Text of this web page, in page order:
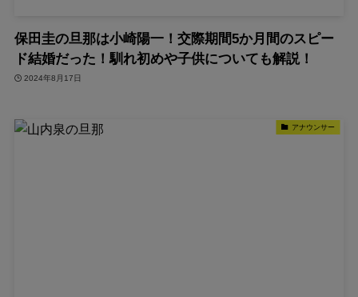
保田圭の旦那は小崎陽一！交際期間5か月間のスピー
ド結婚だった！馴れ初めや子供についても解説！
2024年8月17日
アナウンサー